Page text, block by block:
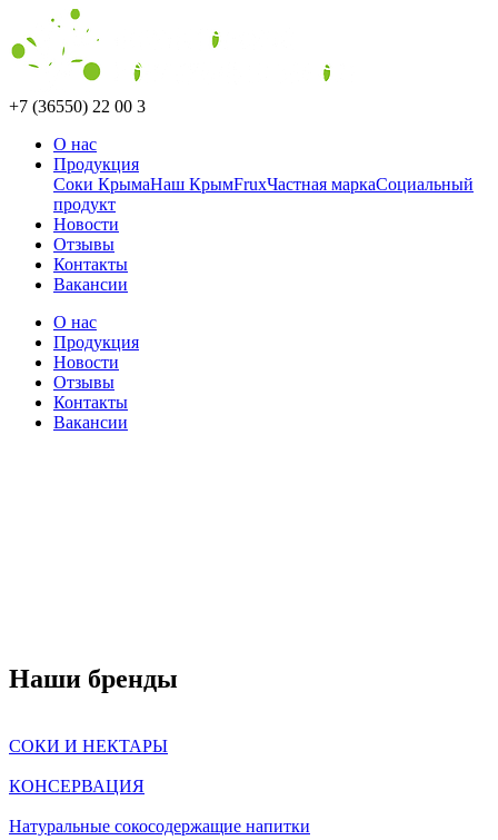
+7 (36550) 22 00 3
О нас
Продукция
Соки КрымаНаш КрымFruxЧастная маркаСоциальный
продукт
Новости
Отзывы
Контакты
Вакансии
О нас
Продукция
Новости
Отзывы
Контакты
Вакансии
Наши бренды
СОКИ И НЕКТАРЫ
КОНСЕРВАЦИЯ
Натуральные сокосодержащие напитки